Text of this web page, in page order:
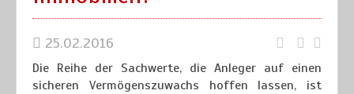
25.02.2016
Die Reihe der Sachwerte, die Anleger auf einen
sicheren Vermögenszuwachs hoffen lassen, ist